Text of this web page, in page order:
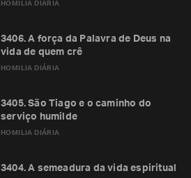
HOMILIA DIÁRIA
HOMILIA DIÁRIA
3406. A força da Palavra de Deus na
vida de quem crê
HOMILIA DIÁRIA
3405. São Tiago e o caminho do
serviço humilde
3404. A semeadura da vida espiritual